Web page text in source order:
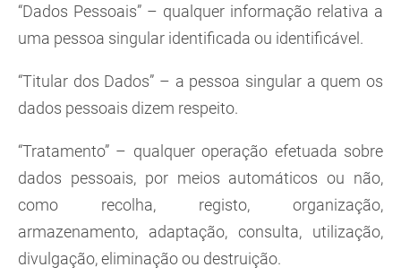
“Dados Pessoais” – qualquer informação relativa a
uma pessoa singular identificada ou identificável.
“Titular dos Dados” – a pessoa singular a quem os
dados pessoais dizem respeito.
“Tratamento” – qualquer operação efetuada sobre
dados pessoais, por meios automáticos ou não,
como recolha, registo, organização,
armazenamento, adaptação, consulta, utilização,
divulgação, eliminação ou destruição.